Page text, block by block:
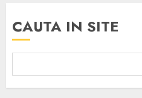
CAUTA IN SITE